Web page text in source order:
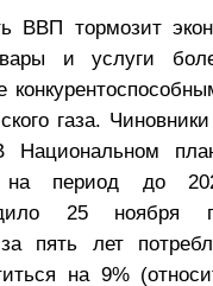
ВВП тормозит
и услуги
газа.
Национальном
на период до
25 ноября
пять лет
на 9%